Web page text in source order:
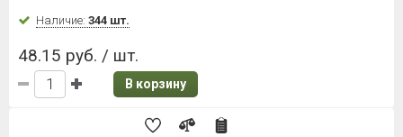
Наличие: 344 шт.
48.15 руб. / шт.
В корзину